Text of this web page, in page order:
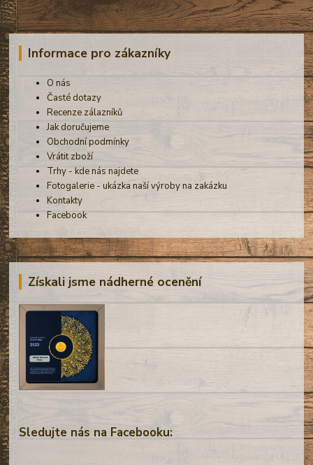
Informace pro zákazníky
O nás
Časté dotazy
Recenze zálazníků
Jak doručujeme
Obchodní podmínky
Vrátit zboží
Trhy - kde nás najdete
Fotogalerie - ukázka naší výroby na zakázku
Kontakty
Facebook
Získali jsme nádherné ocenění
Sledujte nás na Facebooku: